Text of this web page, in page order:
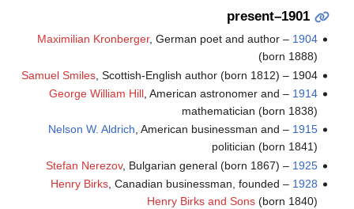
1901–present
1904
–
Maximilian Kronberger, German poet and author
(born 1888)
1904 –
Samuel Smiles, Scottish-English author (born 1812)
1914
–
George William Hill, American astronomer and
mathematician (born 1838)
1915
–
Nelson W. Aldrich, American businessman and
politician (born 1841)
1925
–
Stefan Nerezov, Bulgarian general (born 1867)
1928
–
Henry Birks, Canadian businessman, founded
Henry Birks and Sons(born 1840)